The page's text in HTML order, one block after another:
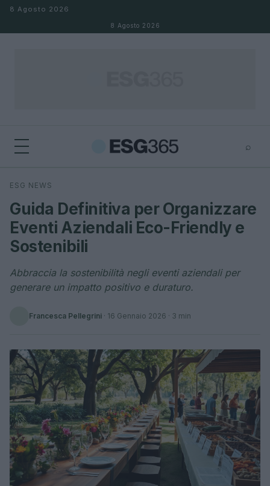
Salta al contenuto
8 Agosto 2026
8 Agosto 2026
⌕
Cerca
ESG NEWS
Guida Definitiva per Organizzare
Eventi Aziendali Eco-Friendly e
Sostenibili
Abbraccia la sostenibilità negli eventi aziendali per
generare un impatto positivo e duraturo.
Francesca Pellegrini · 16 Gennaio 2026 · 3 min